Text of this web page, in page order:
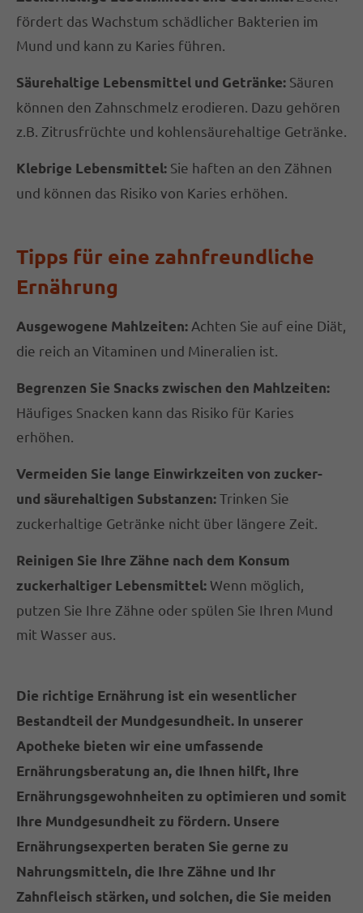
fördert das Wachstum schädlicher Bakterien im
Mund und kann zu Karies führen.
Säurehaltige Lebensmittel und Getränke: Säuren
können den Zahnschmelz erodieren. Dazu gehören
z.B. Zitrusfrüchte und kohlensäurehaltige Getränke.
Klebrige Lebensmittel: Sie haften an den Zähnen
und können das Risiko von Karies erhöhen.
Tipps für eine zahnfreundliche
Ernährung
Ausgewogene Mahlzeiten: Achten Sie auf eine Diät,
die reich an Vitaminen und Mineralien ist.
Begrenzen Sie Snacks zwischen den Mahlzeiten:
Häufiges Snacken kann das Risiko für Karies
erhöhen.
Vermeiden Sie lange Einwirkzeiten von zucker-
und säurehaltigen Substanzen:Trinken Sie
zuckerhaltige Getränke nicht über längere Zeit.
Reinigen Sie Ihre Zähne nach dem Konsum
zuckerhaltiger Lebensmittel:Wenn möglich,
putzen Sie Ihre Zähne oder spülen Sie Ihren Mund
mit Wasser aus.
Die richtige Ernährung ist ein wesentlicher
Bestandteil der Mundgesundheit. In unserer
Apotheke bieten wir eine umfassende
Ernährungsberatung an, die Ihnen hilft, Ihre
Ernährungsgewohnheiten zu optimieren und somit
Ihre Mundgesundheit zu fördern. Unsere
Ernährungsexperten beraten Sie gerne zu
Nahrungsmitteln, die Ihre Zähne und Ihr
Zahnfleisch stärken, und solchen, die Sie meiden